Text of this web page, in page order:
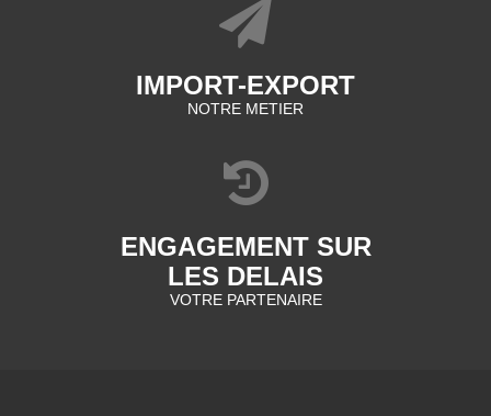
IMPORT-EXPORT
NOTRE METIER
ENGAGEMENT SUR
LES DELAIS
VOTRE PARTENAIRE